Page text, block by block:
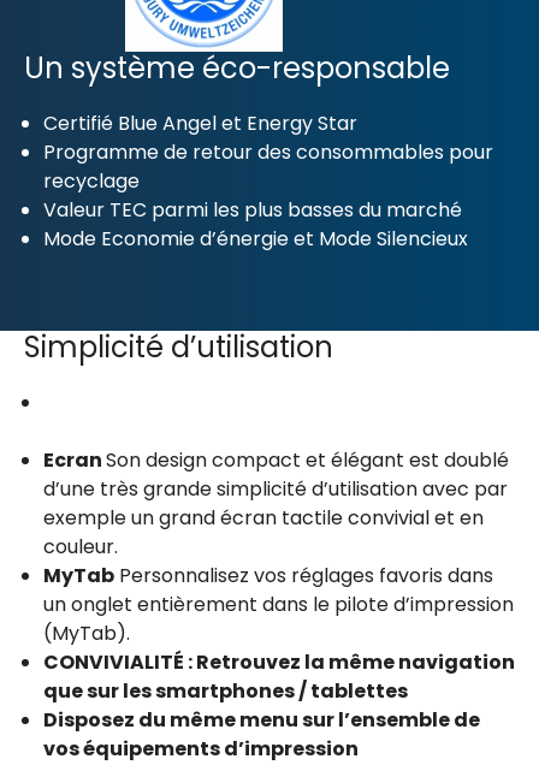
Un système éco-responsable
Certifié Blue Angel et Energy Star
Programme de retour des consommables pour
recyclage
Valeur TEC parmi les plus basses du marché
Mode Economie d’énergie et Mode Silencieux
Simplicité d’utilisation
EcranSon design compact et élégant est doublé
d’une très grande simplicité d’utilisation avec par
exemple un grand écran tactile convivial et en
couleur.
MyTab Personnalisez vos réglages favoris dans
un onglet entièrement dans le pilote d’impression
(MyTab).
CONVIVIALITÉ : Retrouvez la même navigation
que sur les smartphones / tablettes
Disposez du même menu sur l’ensemble de
vos équipements d’impression